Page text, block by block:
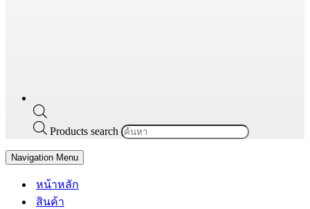
Products search
Navigation Menu
หน้าหลัก
สินค้า